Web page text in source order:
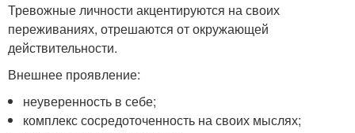
Тревожные личности акцентируются на своих
переживаниях, отрешаются от окружающей
действительности.
Внешнее проявление:
неуверенность в себе;
комплекс сосредоточенность на своих мыслях;